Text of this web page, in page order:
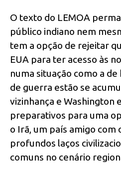
O texto do LEMOA
público indiano nem
tem a opção de rejeitar
EUA para ter acesso às
numa situação como a
de guerra estão se
vizinhança e Washington
preparativos para uma
o Irã, um país amigo com
profundos laços
comuns no cenário